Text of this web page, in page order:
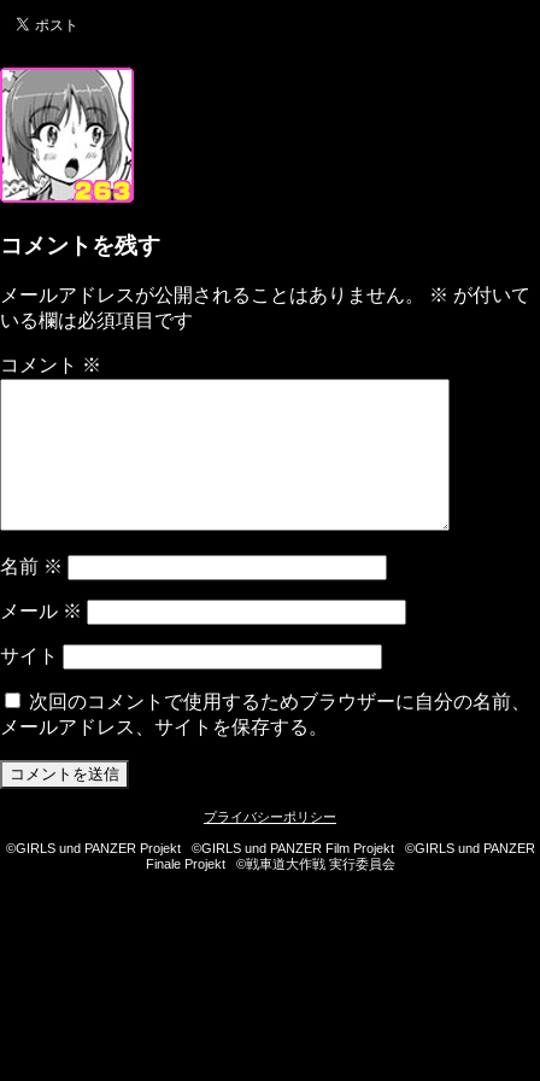
コメントを残す
メールアドレスが公開されることはありません。 ※ が付いて
いる欄は必須項目です
コメント ※
名前 ※
メール ※
サイト
次回のコメントで使用するためブラウザーに自分の名前、
メールアドレス、サイトを保存する。
プライバシーポリシー
©GIRLS und PANZER Projekt ©GIRLS und PANZER Film Projekt ©GIRLS und PANZER
Finale Projekt ©戦車道大作戦 実行委員会